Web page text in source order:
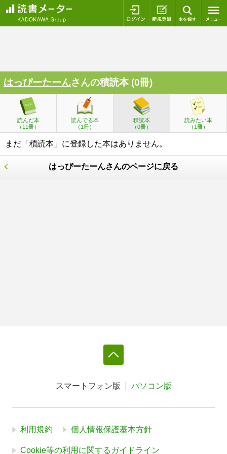
ログイン 新規登録
はっぴーたーんさんの積読本 (0冊)
読んだ本
（11冊）
読んでる本
（1冊）
積読本
（0冊）
読みたい本
（1冊）
まだ「積読本」に登録した本はありません。
はっぴーたーんさんのページに戻る
スマートフォン版 パソコン版
利用規約 個人情報保護基本方針
Cookie等の利用に関するガイドライン